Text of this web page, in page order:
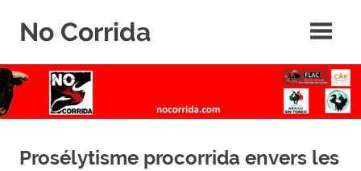
No Corrida
de
la
corrida
Prosélytisme procorrida envers les